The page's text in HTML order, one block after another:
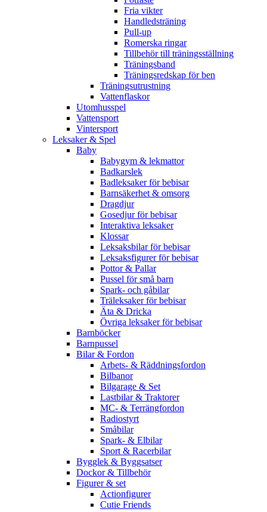
Fria vikter
Handledsträning
Pull-up
Romerska ringar
Tillbehör till träningsställning
Träningsband
Träningsredskap för ben
Träningsutrustning
Vattenflaskor
Utomhusspel
Vattensport
Vintersport
Leksaker & Spel
Baby
Babygym & lekmattor
Badkarslek
Badleksaker för bebisar
Barnsäkerhet & omsorg
Dragdjur
Gosedjur för bebisar
Interaktiva leksaker
Klossar
Leksaksbilar för bebisar
Leksaksfigurer för bebisar
Pottor & Pallar
Pussel för små barn
Spark- och gåbilar
Träleksaker för bebisar
Äta & Dricka
Övriga leksaker för bebisar
Barnböcker
Barnpussel
Bilar & Fordon
Arbets- & Räddningsfordon
Bilbanor
Bilgarage & Set
Lastbilar & Traktorer
MC- & Terrängfordon
Radiostyrt
Småbilar
Spark- & Elbilar
Sport & Racerbilar
Bygglek & Byggsatser
Dockor & Tillbehör
Figurer & set
Actionfigurer
Cutie Friends